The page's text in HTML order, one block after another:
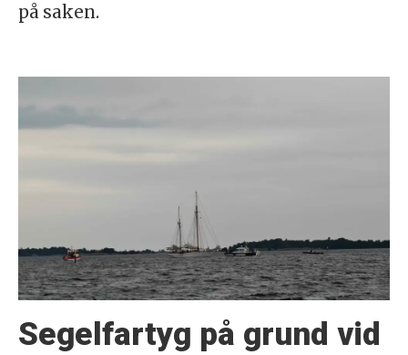
på saken.
Segelfartyg på grund vid